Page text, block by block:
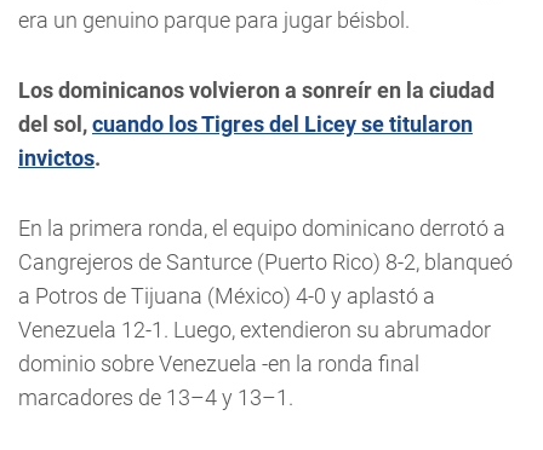
era un genuino parque para jugar béisbol.
Los dominicanos volvieron a sonreír en la ciudad
del sol,cuando los Tigres del Licey se titularon
invictos.
En la primera ronda, el equipo dominicano derrotó a
Cangrejeros de Santurce (Puerto Rico) 8-2, blanqueó
a Potros de Tijuana (México) 4-0 y aplastó a
Venezuela 12-1. Luego, extendieron su abrumador
dominio sobre Venezuela -en la ronda final
marcadores de 13–4 y 13–1.